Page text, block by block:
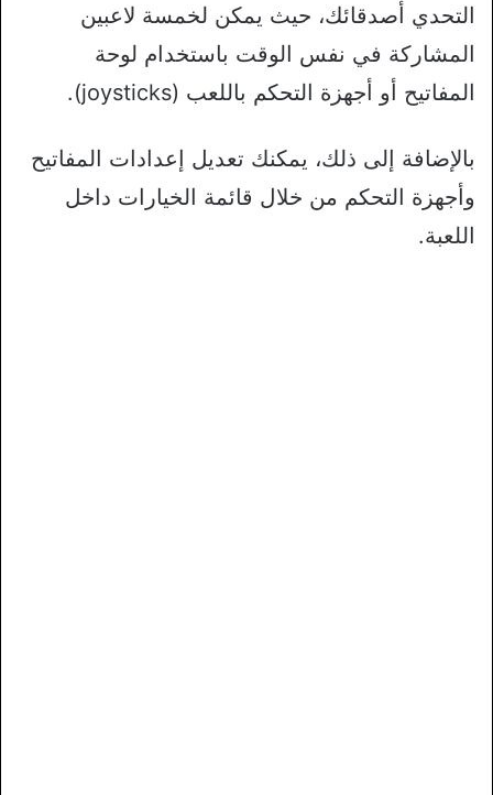
التحدي أصدقائك، حيث يمكن لخمسة لاعبين
المشاركة في نفس الوقت باستخدام لوحة
المفاتيح أو أجهزة التحكم باللعب (joysticks).
بالإضافة إلى ذلك، يمكنك تعديل إعدادات المفاتيح
وأجهزة التحكم من خلال قائمة الخيارات داخل
اللعبة.